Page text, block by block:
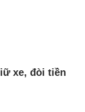
xe, đòi tiền